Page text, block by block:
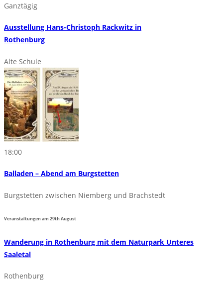
Ganztägig
Ausstellung Hans-Christoph Rackwitz in
Rothenburg
Alte Schule
18:00
Balladen – Abend am Burgstetten
Burgstetten zwischen Niemberg und Brachstedt
Veranstaltungen am29thAugust
Wanderung in Rothenburg mit dem Naturpark Unteres
Saaletal
Rothenburg